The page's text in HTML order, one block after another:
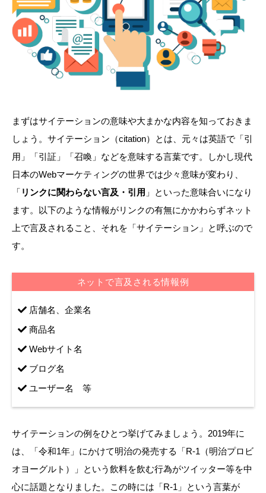
まずはサイテーションの意味や大まかな内容を知っておきま
しょう。サイテーション（citation）とは、元々は英語で「引
用」「引証」「召喚」などを意味する言葉です。しかし現代
日本のWebマーケティングの世界では少々意味が変わり、
「 リンクに関わらない言及・引用 」といった意味合いになり
ます。以下のような情報がリンクの有無にかかわらずネット
上で言及されること、それを「サイテーション」と呼ぶので
す。
ネットで言及される情報例
店舗名、企業名
商品名
Webサイト名
ブログ名
ユーザー名 等
サイテーションの例をひとつ挙げてみましょう。2019年に
は、「令和1年」にかけて明治の発売する「R-1（明治プロビ
オヨーグルト）」という飲料を飲む行為がツイッター等を中
心に話題となりました。この時には「R-1」という言葉が